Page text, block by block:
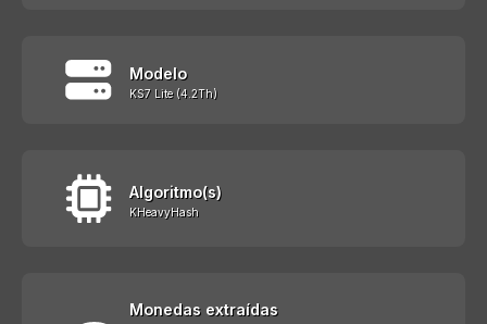
Modelo
KS7 Lite (4.2Th)
Algoritmo(s)
KHeavyHash
Monedas extraídas